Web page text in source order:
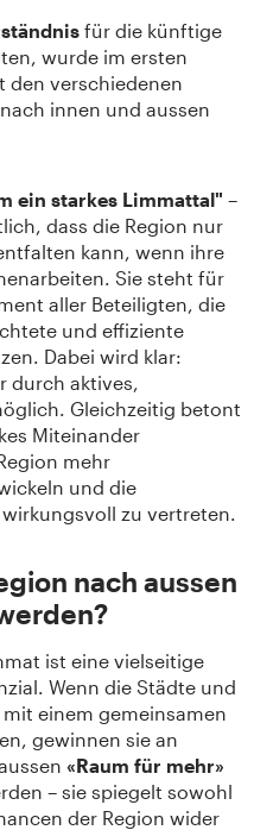
für die künftige
wurde im ersten
den verschiedenen
innen und aussen
ein starkes Limmattal" –
dass die Region nur
kann, wenn ihre
Sie steht für
aller Beteiligten, die
und effiziente
Dabei wird klar:
durch aktives,
Gleichzeitig betont
Miteinander
mehr
und die
zu vertreten.
nach aussen
ist eine vielseitige
Wenn die Städte und
einem gemeinsamen
gewinnen sie an
«Raum für mehr»
– sie spiegelt sowohl
der Region wider